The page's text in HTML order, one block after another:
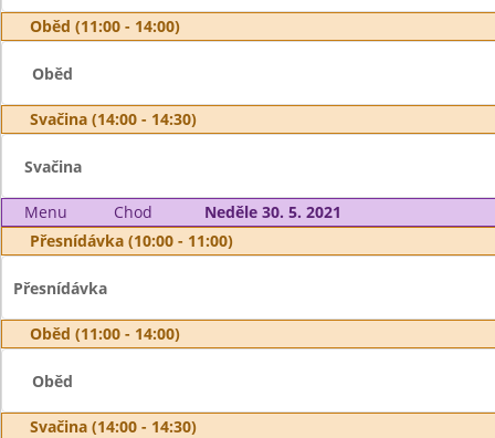
Oběd (11:00 - 14:00)
Oběd
Svačina (14:00 - 14:30)
Svačina
Menu Chod
Neděle 30. 5. 2021
Přesnídávka (10:00 - 11:00)
Přesnídávka
Oběd (11:00 - 14:00)
Oběd
Svačina (14:00 - 14:30)